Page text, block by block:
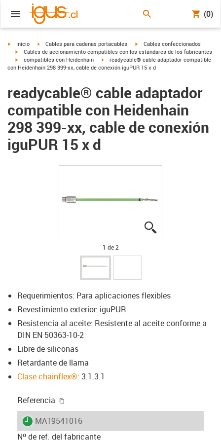
(0)
igus-icon-arrow-right
Inicio igus-icon-arrow-right
Cables para cadenas portacables igus-icon-arrow-right
Cables confeccionados
igus-icon-arrow-right
Cables de accionamiento compatibles con los estándares de los fabricantes
igus-icon-arrow-right
compatibles con Heidenhain igus-icon-arrow-right
readycable® cable adaptador compatible
con Heidenhain 298 399-xx, cable de conexión iguPUR 15 x d
readycable® cable adaptador
compatible con Heidenhain
298 399-xx, cable de conexión
iguPUR 15 x d
1 de 2
Requerimientos: Para aplicaciones flexibles
Revestimiento exterior: iguPUR
Resistencia al aceite: Resistente al aceite conforme a
DIN EN 50363-10-2
Libre de siliconas
Retardante de llama
Clase chainflex®: 3.1.3.1
Referencia
igus-icon-lieferzeit
MAT9541016
Nº de ref. del fabricante